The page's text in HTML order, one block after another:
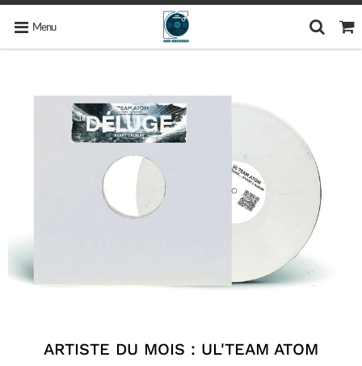
Menu
ARTISTE DU MOIS : UL'TEAM ATOM